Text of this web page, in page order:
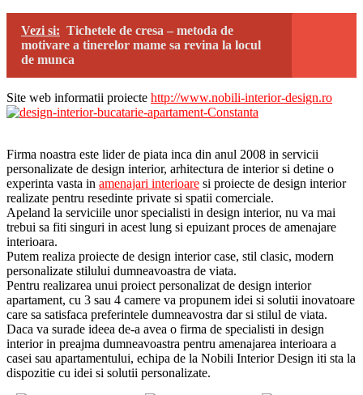
Vezi si: Tichetele de cresa – metoda de
motivare a tinerelor mame sa revina la locul
de munca
Site web informatii proiecte http://www.nobili-interior-design.ro
Firma noastra este lider de piata inca din anul 2008 in servicii
personalizate de design interior, arhitectura de interior si detine o
experinta vasta in amenajari interioare si proiecte de design interior
realizate pentru resedinte private si spatii comerciale.
Apeland la serviciile unor specialisti in design interior, nu va mai
trebui sa fiti singuri in acest lung si epuizant proces de amenajare
interioara.
Putem realiza proiecte de design interior case, stil clasic, modern
personalizate stilului dumneavoastra de viata.
Pentru realizarea unui proiect personalizat de design interior
apartament, cu 3 sau 4 camere va propunem idei si solutii inovatoare
care sa satisfaca preferintele dumneavostra dar si stilul de viata.
Daca va surade ideea de-a avea o firma de specialisti in design
interior in preajma dumneavoastra pentru amenajarea interioara a
casei sau apartamentului, echipa de la Nobili Interior Design iti sta la
dispozitie cu idei si solutii personalizate.